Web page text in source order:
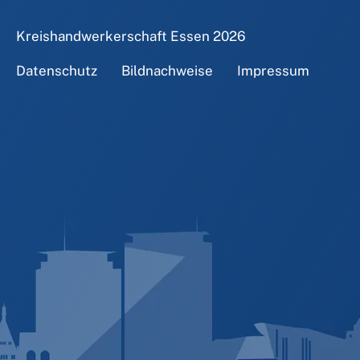
Kreishandwerkerschaft Essen 2026
Datenschutz Bildnachweise Impressum